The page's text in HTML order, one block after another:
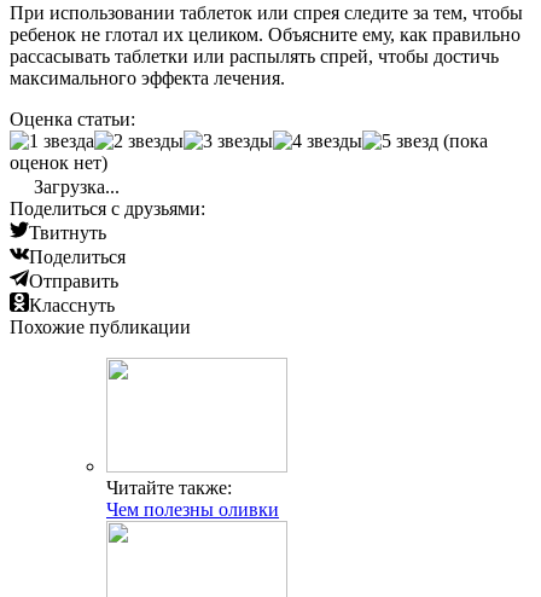
При использовании таблеток или спрея следите за тем, чтобы
ребенок не глотал их целиком. Объясните ему, как правильно
рассасывать таблетки или распылять спрей, чтобы достичь
максимального эффекта лечения.
Оценка статьи:
(пока
оценок нет)
Загрузка...
Поделиться с друзьями:
Твитнуть
Поделиться
Отправить
Класснуть
Похожие публикации
Читайте также:
Чем полезны оливки